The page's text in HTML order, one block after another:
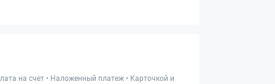
на счет • Наложенный платеж • Карточкой и